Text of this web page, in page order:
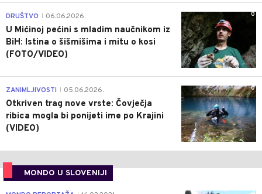
0
DRUŠTVO 06.06.2026.
U Mićinoj pećini s mladim naučnikom iz
BiH: Istina o šišmišima i mitu o kosi
(FOTO/VIDEO)
0
ZANIMLJIVOSTI 05.06.2026.
Otkriven trag nove vrste: Čovječja
ribica mogla bi ponijeti ime po Krajini
(VIDEO)
MONDO U SLOVENIJI